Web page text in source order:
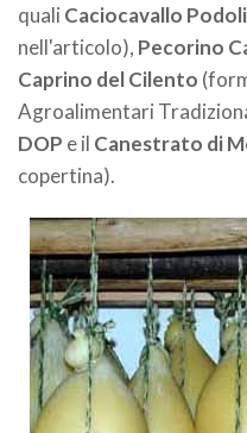
quali Caciocavallo
nell'articolo), Pecorino
Caprino del Cilento
Agroalimentari
DOP e il Canestrato di
copertina).